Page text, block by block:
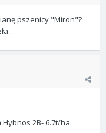
pszenicy "Miron"?
Hybnos 2B- 6.7t/ha.